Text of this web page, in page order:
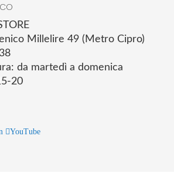
Millelire 49 (Metro Cipro)
da martedì a domenica
20
YouTube